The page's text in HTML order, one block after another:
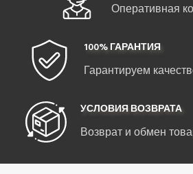
Оперативная
100% ГАРАНТИЯ
Гарантируем
УСЛОВИЯ ВОЗВРАТА
Возврат и обмен